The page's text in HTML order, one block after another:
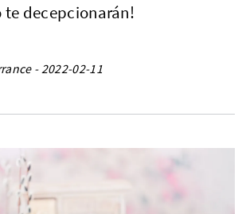
decepcionarán!
- 2022-02-11